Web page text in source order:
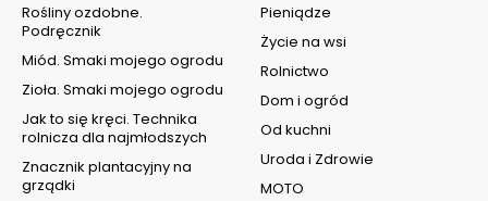
Pieniądze
Życie na wsi
Rolnictwo
Dom i ogród
Od kuchni
Uroda i Zdrowie
MOTO
Rośliny ozdobne.
Podręcznik
Miód. Smaki mojego ogrodu
Zioła. Smaki mojego ogrodu
Jak to się kręci. Technika
rolnicza dla najmłodszych
Znacznik plantacyjny na
grządki